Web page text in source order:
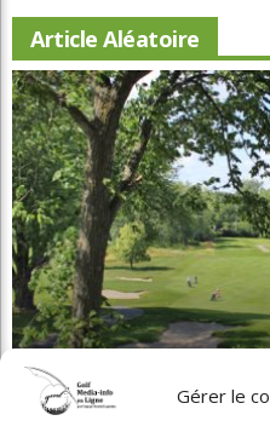
Gérer le
Article Aléatoire
Beaconsfield renoue